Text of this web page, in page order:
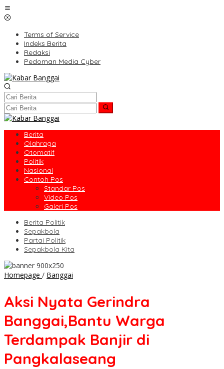
Lewati
ke
Terms of Service
Indeks Berita
Redaksi
Pedoman Media Cyber
Berita
Olahraga
Otomatif
Politik
Nasional
Contoh Pos
Standar Pos
Video Pos
Galeri Pos
Berita Politik
Sepakbola
Partai Politik
Sepakbola Kita
Homepage / Banggai
Banggai,Bantu
Terdampak
di
Pangkalaseang
Aksi Nyata Gerindra
Banggai,Bantu Warga
Terdampak Banjir di
Pangkalaseang